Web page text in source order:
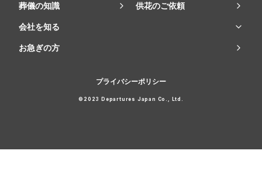
葬儀の知識 供花のご依頼
会社を知る
お急ぎの方
プライバシーポリシー
©2023 Departures Japan Co., Ltd.